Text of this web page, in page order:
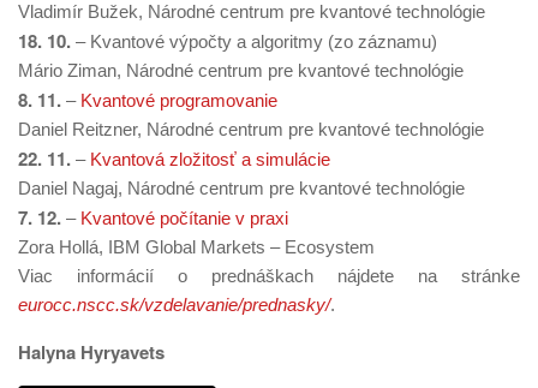
Vladimír Bužek, Národné centrum pre kvantové technológie
18. 10. – Kvantové výpočty a algoritmy (zo záznamu)
Mário Ziman, Národné centrum pre kvantové technológie
8. 11. – Kvantové programovanie
Daniel Reitzner, Národné centrum pre kvantové technológie
22. 11. – Kvantová zložitosť a simulácie
Daniel Nagaj, Národné centrum pre kvantové technológie
7. 12. – Kvantové počítanie v praxi
Zora Hollá, IBM Global Markets – Ecosystem
Viac informácií o prednáškach nájdete na stránke
eurocc.nscc.sk/vzdelavanie/prednasky/.
Halyna Hyryavets